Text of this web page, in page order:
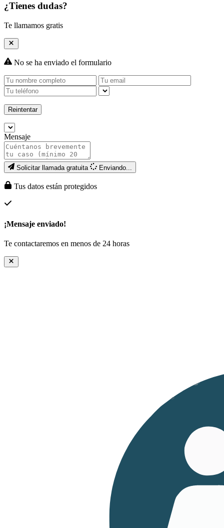
¿Tienes dudas?
Te llamamos gratis
No se ha enviado el formulario
Reintentar
Mensaje
Solicitar llamada gratuita Enviando...
Tus datos están protegidos
¡Mensaje enviado!
Te contactaremos en menos de 24 horas